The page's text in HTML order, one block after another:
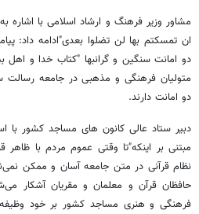
مشاور وزیر فرهنگ و ارشاد اسلامی با اشاره
ان تمسکتم بها لن تضلوا بعدى"ادامه داد:
دو امانت سنگین و گرانبها "کتاب خدا و
متولیان فرهنگی و مذهبی در جامعه
دو امانت دارند.
دبیر ستاد عالی کانون های مساجد کشور با
مبتنی بر اینکه"تا وقتی عموم مردم با
نظام قرآنی در متن جامعه آسان و ممکن
حافظان قرآن و معلمان و مقریان آشکار
فرهنگی و هنری مساجد کشور بر خود وظیفه